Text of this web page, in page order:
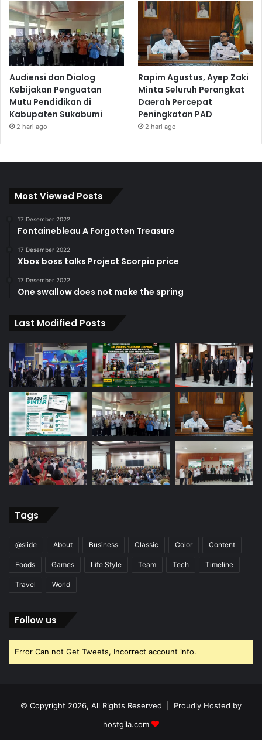
Audiensi dan Dialog
Kebijakan Penguatan
Mutu Pendidikan di
Kabupaten Sukabumi
2 hari ago
Rapim Agustus, Ayep Zaki
Minta Seluruh Perangkat
Daerah Percepat
Peningkatan PAD
2 hari ago
Most Viewed Posts
17 Desember 2022
Fontainebleau A Forgotten Treasure
17 Desember 2022
Xbox boss talks Project Scorpio price
17 Desember 2022
One swallow does not make the spring
Last Modified Posts
Tags
@slide About Business Classic Color Content
Foods Games Life Style Team Tech Timeline
Travel World
Follow us
Error Can not Get Tweets, Incorrect account info.
© Copyright 2026, All Rights Reserved | Proudly Hosted by
hostgila.com